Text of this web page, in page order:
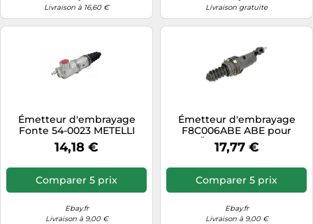
Livraison à 16,60 €
Livraison gratuite
Émetteur d'embrayage
Fonte 54-0023 METELLI
pour ALFA ROMEO FIAT
LANCIA
14,18 €
Comparer 5 prix
Ebay.fr
Livraison à 9,00 €
Émetteur d'embrayage
F8C006ABE ABE pour
CITROËN LANCIA PEUGEOT
FIAT
17,77 €
Comparer 5 prix
Ebay.fr
Livraison à 9,00 €